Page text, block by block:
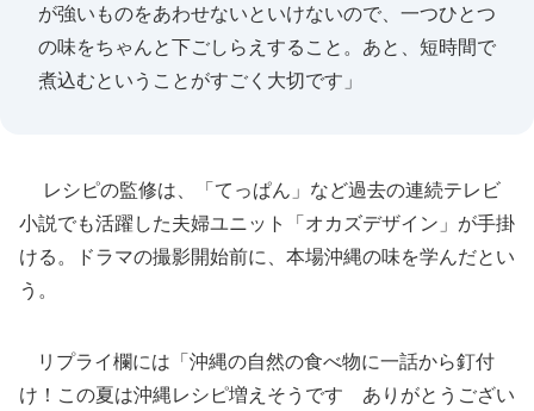
が強いものをあわせないといけないので、一つひとつ
の味をちゃんと下ごしらえすること。あと、短時間で
煮込むということがすごく大切です」
レシピの監修は、「てっぱん」など過去の連続テレビ
小説でも活躍した夫婦ユニット「オカズデザイン」が手掛
ける。ドラマの撮影開始前に、本場沖縄の味を学んだとい
う。
リプライ欄には「沖縄の自然の食べ物に一話から釘付
け！この夏は沖縄レシピ増えそうです ありがとうござい